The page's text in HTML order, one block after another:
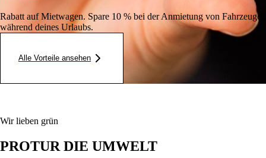
Rabatt auf Mietwagen. Spare 10 % bei der Anmietung von Fahrzeugen
während deines Urlaubs.
Alle Vorteile ansehen
Wir lieben grün
PROTUR DIE UMWELT